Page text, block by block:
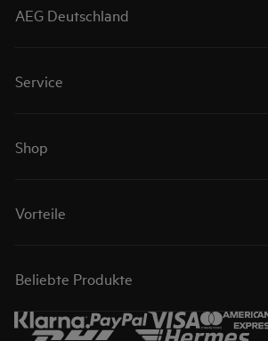
AEG Deutschland
Service
Shop
Vorteile
Beliebte Produkte